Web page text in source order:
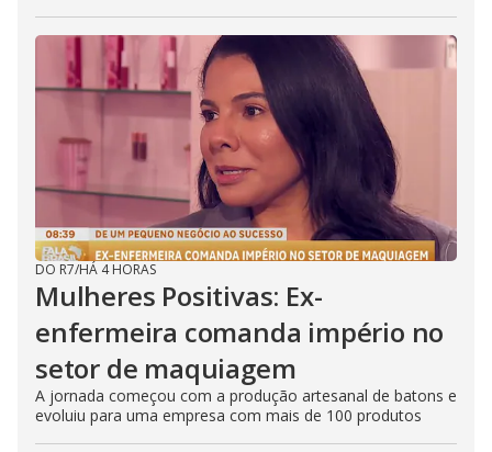
DO R7/HÁ 4 HORAS
Mulheres Positivas: Ex-
enfermeira comanda império no
setor de maquiagem
A jornada começou com a produção artesanal de batons e
evoluiu para uma empresa com mais de 100 produtos